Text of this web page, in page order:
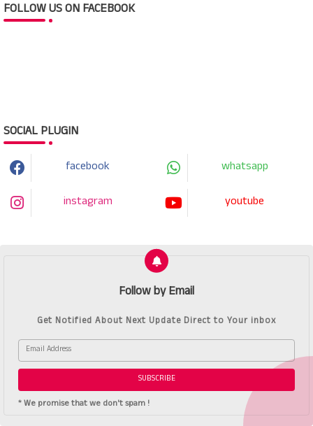
FOLLOW US ON FACEBOOK
SOCIAL PLUGIN
facebook whatsapp
instagram youtube
Follow by Email
Get Notified About Next Update Direct to Your inbox
* We promise that we don't spam !